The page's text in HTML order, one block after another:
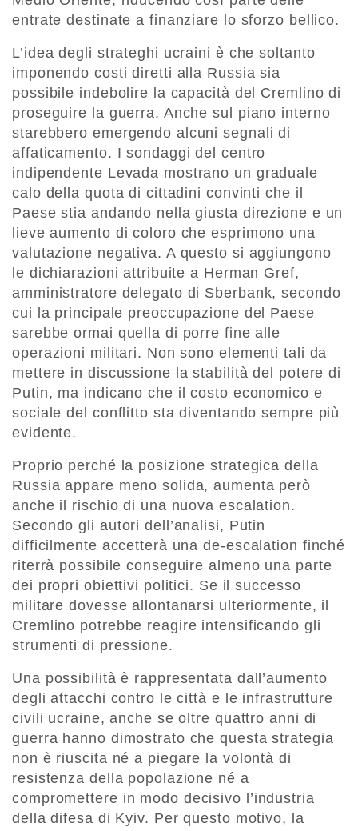
entrate destinate a finanziare lo sforzo bellico.
L’idea degli strateghi ucraini è che soltanto
imponendo costi diretti alla Russia sia
possibile indebolire la capacità del Cremlino di
proseguire la guerra. Anche sul piano interno
starebbero emergendo alcuni segnali di
affaticamento. I sondaggi del centro
indipendente Levada mostrano un graduale
calo della quota di cittadini convinti che il
Paese stia andando nella giusta direzione e un
lieve aumento di coloro che esprimono una
valutazione negativa. A questo si aggiungono
le dichiarazioni attribuite a Herman Gref,
amministratore delegato di Sberbank, secondo
cui la principale preoccupazione del Paese
sarebbe ormai quella di porre fine alle
operazioni militari. Non sono elementi tali da
mettere in discussione la stabilità del potere di
Putin, ma indicano che il costo economico e
sociale del conflitto sta diventando sempre più
evidente.
Proprio perché la posizione strategica della
Russia appare meno solida, aumenta però
anche il rischio di una nuova escalation.
Secondo gli autori dell’analisi, Putin
difficilmente accetterà una de-escalation finché
riterrà possibile conseguire almeno una parte
dei propri obiettivi politici. Se il successo
militare dovesse allontanarsi ulteriormente, il
Cremlino potrebbe reagire intensificando gli
strumenti di pressione.
Una possibilità è rappresentata dall’aumento
degli attacchi contro le città e le infrastrutture
civili ucraine, anche se oltre quattro anni di
guerra hanno dimostrato che questa strategia
non è riuscita né a piegare la volontà di
resistenza della popolazione né a
compromettere in modo decisivo l’industria
della difesa di Kyiv. Per questo motivo, la